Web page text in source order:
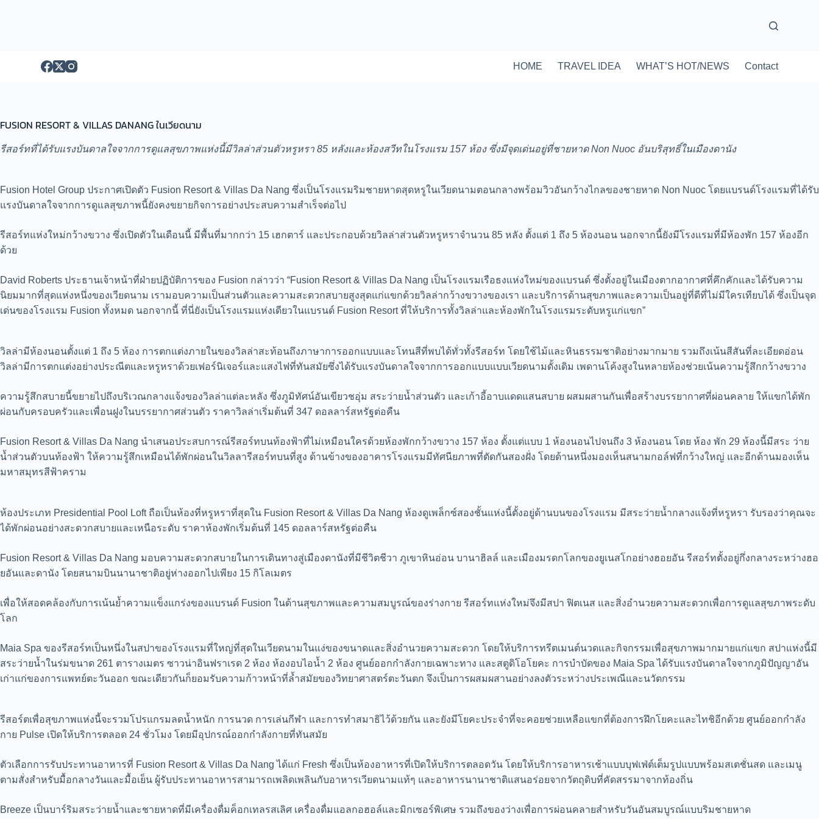
e
n
HOME TRAVEL IDEA WHAT’S HOT/NEWS Contact
FUSION RESORT & VILLAS DANANG ในเวียดนาม
รีสอร์ทที่ได้รับแรงบันดาลใจจากการดูแลสุขภาพแห่งนี้มีวิลล่าส่วนตัวหรูหรา 85 หลังและห้องสวีทในโรงแรม 157 ห้อง ซึ่งมีจุดเด่นอยู่ที่ชายหาด Non Nuoc อันบริสุทธิ์ในเมืองดานัง
Fusion Hotel Group ประกาศเปิดตัว Fusion Resort & Villas Da Nang ซึ่งเป็นโรงแรมริมชายหาดสุดหรูในเวียดนามตอนกลางพร้อมวิวอันกว้างไกลของชายหาด Non Nuoc โดยแบรนด์โรงแรมที่ได้รับ
แรงบันดาลใจจากการดูแลสุขภาพนี้ยังคงขยายกิจการอย่างประสบความสำเร็จต่อไป
รีสอร์ทแห่งใหม่กว้างขวาง ซึ่งเปิดตัวในเดือนนี้ มีพื้นที่มากกว่า 15 เฮกตาร์ และประกอบด้วยวิลล่าส่วนตัวหรูหราจำนวน 85 หลัง ตั้งแต่ 1 ถึง 5 ห้องนอน นอกจากนี้ยังมีโรงแรมที่มีห้องพัก 157 ห้องอีก
ด้วย
David Roberts ประธานเจ้าหน้าที่ฝ่ายปฏิบัติการของ Fusion กล่าวว่า “Fusion Resort & Villas Da Nang เป็นโรงแรมเรือธงแห่งใหม่ของแบรนด์ ซึ่งตั้งอยู่ในเมืองตากอากาศที่คึกคักและได้รับความ
นิยมมากที่สุดแห่งหนึ่งของเวียดนาม เรามอบความเป็นส่วนตัวและความสะดวกสบายสูงสุดแก่แขกด้วยวิลล่ากว้างขวางของเรา และบริการด้านสุขภาพและความเป็นอยู่ที่ดีที่ไม่มีใครเทียบได้ ซึ่งเป็นจุด
เด่นของโรงแรม Fusion ทั้งหมด นอกจากนี้ ที่นี่ยังเป็นโรงแรมแห่งเดียวในแบรนด์ Fusion Resort ที่ให้บริการทั้งวิลล่าและห้องพักในโรงแรมระดับหรูแก่แขก”
วิลล่ามีห้องนอนตั้งแต่ 1 ถึง 5 ห้อง การตกแต่งภายในของวิลล่าสะท้อนถึงภาษาการออกแบบและโทนสีที่พบได้ทั่วทั้งรีสอร์ท โดยใช้ไม้และหินธรรมชาติอย่างมากมาย รวมถึงเน้นสีสันที่ละเอียดอ่อน
วิลล่ามีการตกแต่งอย่างประณีตและหรูหราด้วยเฟอร์นิเจอร์และแสงไฟที่ทันสมัยซึ่งได้รับแรงบันดาลใจจากการออกแบบแบบเวียดนามดั้งเดิม เพดานโค้งสูงในหลายห้องช่วยเน้นความรู้สึกกว้างขวาง
ความรู้สึกสบายนี้ขยายไปถึงบริเวณกลางแจ้งของวิลล่าแต่ละหลัง ซึ่งภูมิทัศน์อันเขียวชอุ่ม สระว่ายน้ำส่วนตัว และเก้าอี้อาบแดดแสนสบาย ผสมผสานกันเพื่อสร้างบรรยากาศที่ผ่อนคลาย ให้แขกได้พัก
ผ่อนกับครอบครัวและเพื่อนฝูงในบรรยากาศส่วนตัว ราคาวิลล่าเริ่มต้นที่ 347 ดอลลาร์สหรัฐต่อคืน
Fusion Resort & Villas Da Nang นำเสนอประสบการณ์รีสอร์ทบนท้องฟ้าที่ไม่เหมือนใครด้วยห้องพักกว้างขวาง 157 ห้อง ตั้งแต่แบบ 1 ห้องนอนไปจนถึง 3 ห้องนอน โดย ห้อง พัก 29 ห้องนี้มีสระ ว่าย
น้ำส่วนตัวบนท้องฟ้า ให้ความรู้สึกเหมือนได้พักผ่อนในวิลลารีสอร์ทบนที่สูง ด้านข้างของอาคารโรงแรมมีทัศนียภาพที่ตัดกันสองฝั่ง โดยด้านหนึ่งมองเห็นสนามกอล์ฟที่กว้างใหญ่ และอีกด้านมองเห็น
มหาสมุทรสีฟ้าคราม
ห้องประเภท Presidential Pool Loft ถือเป็นห้องที่หรูหราที่สุดใน Fusion Resort & Villas Da Nang ห้องดูเพล็กซ์สองชั้นแห่งนี้ตั้งอยู่ด้านบนของโรงแรม มีสระว่ายน้ำกลางแจ้งที่หรูหรา รับรองว่าคุณจะ
ได้พักผ่อนอย่างสะดวกสบายและเหนือระดับ ราคาห้องพักเริ่มต้นที่ 145 ดอลลาร์สหรัฐต่อคืน
Fusion Resort & Villas Da Nang มอบความสะดวกสบายในการเดินทางสู่เมืองดานังที่มีชีวิตชีวา ภูเขาหินอ่อน บานาฮิลล์ และเมืองมรดกโลกของยูเนสโกอย่างฮอยอัน รีสอร์ทตั้งอยู่กึ่งกลางระหว่างฮอ
ยอันและดานัง โดยสนามบินนานาชาติอยู่ห่างออกไปเพียง 15 กิโลเมตร
เพื่อให้สอดคล้องกับการเน้นย้ำความแข็งแกร่งของแบรนด์ Fusion ในด้านสุขภาพและความสมบูรณ์ของร่างกาย รีสอร์ทแห่งใหม่จึงมีสปา ฟิตเนส และสิ่งอำนวยความสะดวกเพื่อการดูแลสุขภาพระดับ
โลก
Maia Spa ของรีสอร์ทเป็นหนึ่งในสปาของโรงแรมที่ใหญ่ที่สุดในเวียดนามในแง่ของขนาดและสิ่งอำนวยความสะดวก โดยให้บริการทรีตเมนต์นวดและกิจกรรมเพื่อสุขภาพมากมายแก่แขก สปาแห่งนี้มี
สระว่ายน้ำในร่มขนาด 261 ตารางเมตร ซาวน่าอินฟราเรด 2 ห้อง ห้องอบไอน้ำ 2 ห้อง ศูนย์ออกกำลังกายเฉพาะทาง และสตูดิโอโยคะ การบำบัดของ Maia Spa ได้รับแรงบันดาลใจจากภูมิปัญญาอัน
เก่าแก่ของการแพทย์ตะวันออก ขณะเดียวกันก็ยอมรับความก้าวหน้าที่ล้ำสมัยของวิทยาศาสตร์ตะวันตก จึงเป็นการผสมผสานอย่างลงตัวระหว่างประเพณีและนวัตกรรม
รีสอร์ตเพื่อสุขภาพแห่งนี้จะรวมโปรแกรมลดน้ำหนัก การนวด การเล่นกีฬา และการทำสมาธิไว้ด้วยกัน และยังมีโยคะประจำที่จะคอยช่วยเหลือแขกที่ต้องการฝึกโยคะและไทชิอีกด้วย ศูนย์ออกกำลัง
กาย Pulse เปิดให้บริการตลอด 24 ชั่วโมง โดยมีอุปกรณ์ออกกำลังกายที่ทันสมัย
ตัวเลือกการรับประทานอาหารที่ Fusion Resort & Villas Da Nang ได้แก่ Fresh ซึ่งเป็นห้องอาหารที่เปิดให้บริการตลอดวัน โดยให้บริการอาหารเช้าแบบบุฟเฟ่ต์เต็มรูปแบบพร้อมสเตชั่นสด และเมนู
ตามสั่งสำหรับมื้อกลางวันและมื้อเย็น ผู้รับประทานอาหารสามารถเพลิดเพลินกับอาหารเวียดนามแท้ๆ และอาหารนานาชาติแสนอร่อยจากวัตถุดิบที่คัดสรรมาจากท้องถิ่น
Breeze เป็นบาร์ริมสระว่ายน้ำและชายหาดที่มีเครื่องดื่มค็อกเทลรสเลิศ เครื่องดื่มแอลกอฮอล์และมิกเซอร์พิเศษ รวมถึงของว่างเพื่อการผ่อนคลายสำหรับวันอันสมบูรณ์แบบริมชายหาด